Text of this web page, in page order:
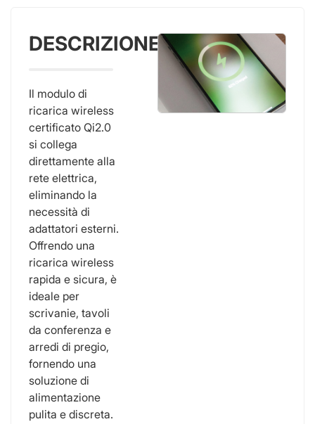
DESCRIZIONE
Il modulo di
ricarica wireless
certificato Qi2.0
si collega
direttamente alla
rete elettrica,
eliminando la
necessità di
adattatori esterni.
Offrendo una
ricarica wireless
rapida e sicura, è
ideale per
scrivanie, tavoli
da conferenza e
arredi di pregio,
fornendo una
soluzione di
alimentazione
pulita e discreta.